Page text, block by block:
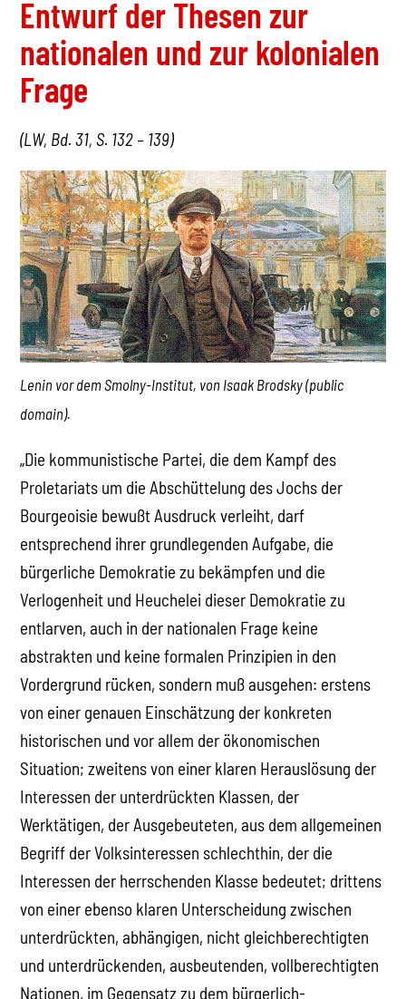
Entwurf der Thesen zur
nationalen und zur kolonialen
Frage
(LW, Bd. 31, S. 132 – 139)
Lenin vor dem Smolny-Institut, von Isaak Brodsky (public
domain).
„Die kommunistische Partei, die dem Kampf des
Proletariats um die Abschüttelung des Jochs der
Bourgeoisie bewußt Ausdruck verleiht, darf
entsprechend ihrer grundlegenden Aufgabe, die
bürgerliche Demokratie zu bekämpfen und die
Verlogenheit und Heuchelei dieser Demokratie zu
entlarven, auch in der nationalen Frage keine
abstrakten und keine formalen Prinzipien in den
Vordergrund rücken, sondern muß ausgehen: erstens
von einer genauen Einschätzung der konkreten
historischen und vor allem der ökonomischen
Situation; zweitens von einer klaren Herauslösung der
Interessen der unterdrückten Klassen, der
Werktätigen, der Ausgebeuteten, aus dem allgemeinen
Begriff der Volksinteressen schlechthin, der die
Interessen der herrschenden Klasse bedeutet; drittens
von einer ebenso klaren Unterscheidung zwischen
unterdrückten, abhängigen, nicht gleichberechtigten
und unterdrückenden, ausbeutenden, vollberechtigten
Nationen, im Gegensatz zu dem bürgerlich-